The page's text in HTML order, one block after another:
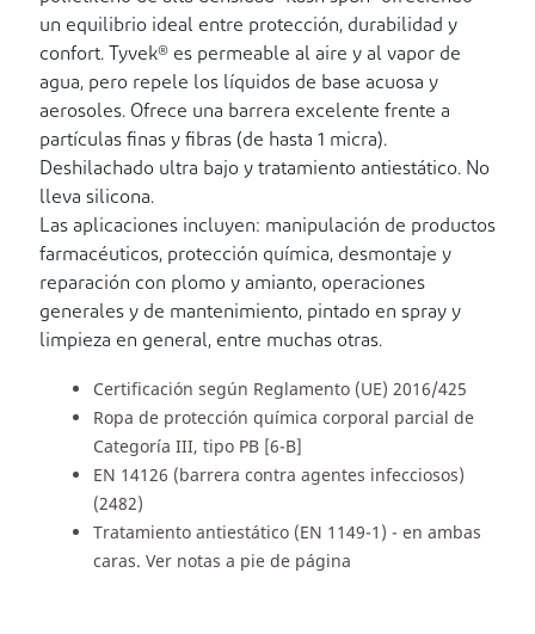
un equilibrio ideal entre protección, durabilidad y
confort. Tyvek® es permeable al aire y al vapor de
agua, pero repele los líquidos de base acuosa y
aerosoles. Ofrece una barrera excelente frente a
partículas finas y fibras (de hasta 1 micra).
Deshilachado ultra bajo y tratamiento antiestático. No
lleva silicona.
Las aplicaciones incluyen: manipulación de productos
farmacéuticos, protección química, desmontaje y
reparación con plomo y amianto, operaciones
generales y de mantenimiento, pintado en spray y
limpieza en general, entre muchas otras.
Certificación según Reglamento (UE) 2016/425
Ropa de protección química corporal parcial de
Categoría III, tipo PB [6-B]
EN 14126 (barrera contra agentes infecciosos)
(2482)
Tratamiento antiestático (EN 1149-1) - en ambas
caras. Ver notas a pie de página